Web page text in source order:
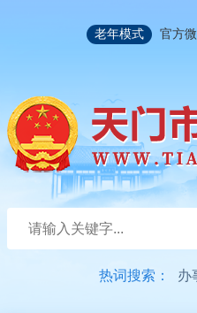
老年模式
官方
热词搜索： 办